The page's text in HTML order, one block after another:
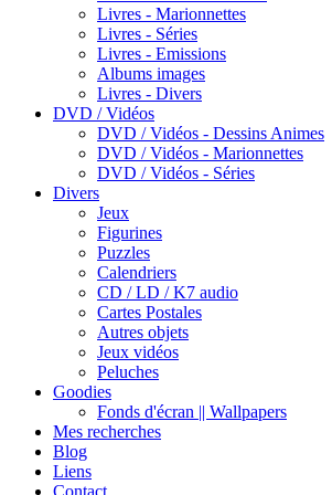
Livres - Marionnettes
Livres - Séries
Livres - Emissions
Albums images
Livres - Divers
DVD / Vidéos
DVD / Vidéos - Dessins Animes
DVD / Vidéos - Marionnettes
DVD / Vidéos - Séries
Divers
Jeux
Figurines
Puzzles
Calendriers
CD / LD / K7 audio
Cartes Postales
Autres objets
Jeux vidéos
Peluches
Goodies
Fonds d'écran || Wallpapers
Mes recherches
Blog
Liens
Contact